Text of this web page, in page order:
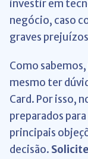
investir em
negócio, caso
graves
Como
mesmo ter
Card. Por isso,
preparados
principais
decisão.